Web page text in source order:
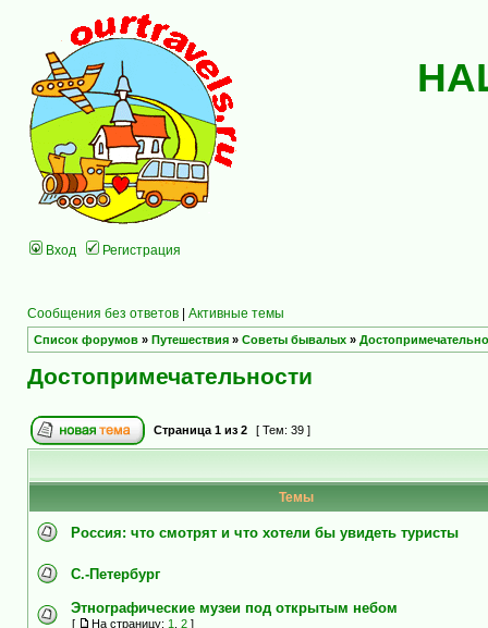
Вход Регистрация
Сообщения без ответов | Активные темы
Список форумов » Путешествия » Советы бывалых »
Достопримечательности
Страница 1 из 2 [ Тем: 39 ]
Темы
Россия: что смотрят и что хотели бы увидеть туристы
C.-Петербург
Этнографические музеи под открытым небом
[ На страницу: 1 2 ]